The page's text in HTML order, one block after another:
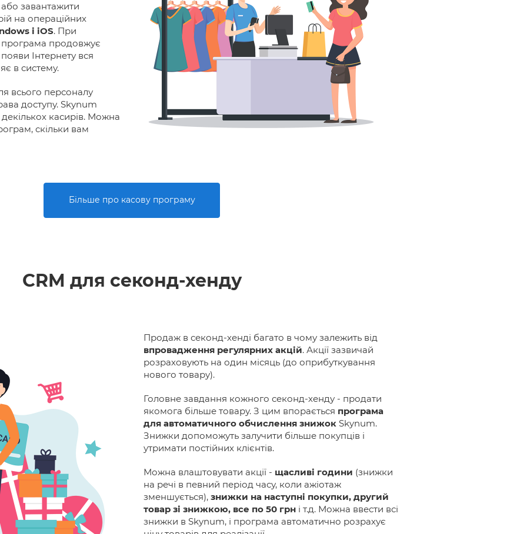
завантажити
на операційних
і iOS. При
програма продовжує
появи Інтернету вся
в систему.
всього персоналу
доступу. Skynum
декількох касирів. Можна
скільки вам
Більше про касову програму
CRM для секонд-хенду
Продаж в секонд-хенді багато в чому залежить від
впровадження регулярних акцій. Акції зазвичай
розраховують на один місяць (до оприбуткування
нового товару).
Головне завдання кожного секонд-хенду - продати
якомога більше товару. З цим впорається програма
для автоматичного обчислення знижок Skynum.
Знижки допоможуть залучити більше покупців і
утримати постійних клієнтів.
Можна влаштовувати акції - щасливі години (знижки
на речі в певний період часу, коли ажіотаж
зменшується), знижки на наступні покупки, другий
товар зі знижкою, все по 50 грн і т.д. Можна ввести всі
знижки в Skynum, і програма автоматично розрахує